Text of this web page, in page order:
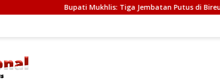
Bupati Mukhlis: Tiga Jembatan Putus di Bireuen Segera